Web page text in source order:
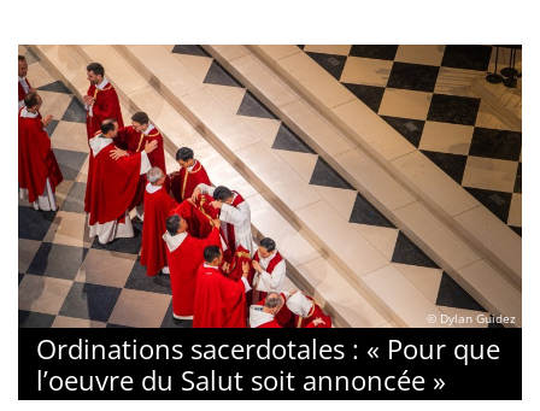
© Dylan Guidez
Ordinations sacerdotales : « Pour que
l’oeuvre du Salut soit annoncée »